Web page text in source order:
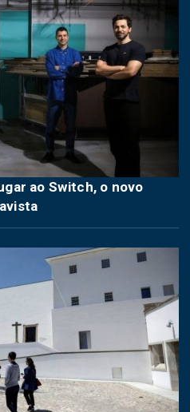
ao Switch, o novo